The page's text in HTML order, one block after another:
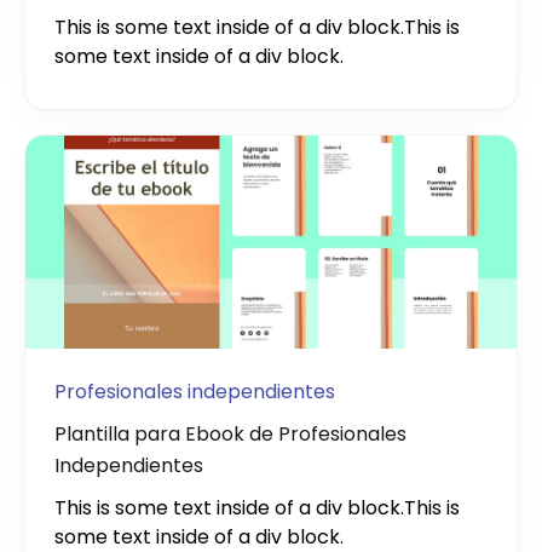
This is some text inside of a div block.This is
some text inside of a div block.
Profesionales independientes
Plantilla para Ebook de Profesionales
Independientes
This is some text inside of a div block.This is
some text inside of a div block.